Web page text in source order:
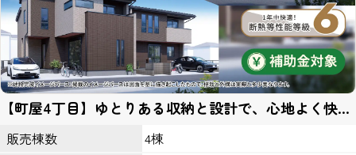
３、警察等の捜査協力のため。
４、当サイトに個人情報の収集にあたり掲示された規約等により、
特段の定めがあるとき。
第三者とのリンク
当サイトの第三者とのリンクにおいて、リンク先サイト内において
ません。
【町屋4丁目】ゆとりある収納と設計で、心地よく快適
境。
販売棟数
4棟